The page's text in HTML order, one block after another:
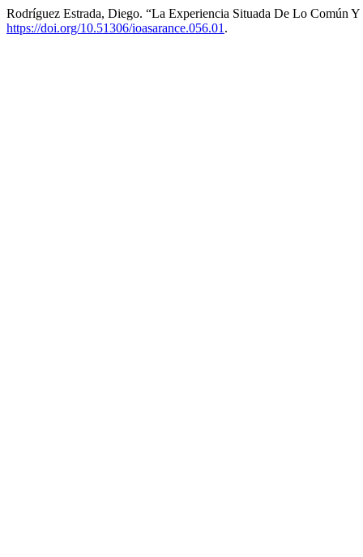
Rodríguez Estrada, Diego. “La Experiencia Situada De Lo Común
https://doi.org/10.51306/ioasarance.056.01 .